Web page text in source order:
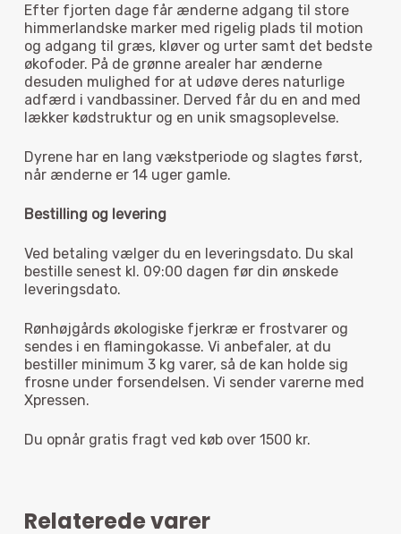
Ingen varer i kurven.
Efter fjorten dage får ænderne adgang til store
himmerlandske marker med rigelig plads til motion
og adgang til græs, kløver og urter samt det bedste
økofoder. På de grønne arealer har ænderne
desuden mulighed for at udøve deres naturlige
adfærd i vandbassiner. Derved får du en and med
lækker kødstruktur og en unik smagsoplevelse.
Dyrene har en lang vækstperiode og slagtes først,
når ænderne er 14 uger gamle.
Bestilling og levering
Ved betaling vælger du en leveringsdato. Du skal
bestille senest kl. 09:00 dagen før din ønskede
leveringsdato.
Rønhøjgårds økologiske fjerkræ er frostvarer og
sendes i en flamingokasse. Vi anbefaler, at du
bestiller minimum 3 kg varer, så de kan holde sig
frosne under forsendelsen. Vi sender varerne med
Xpressen.
Du opnår gratis fragt ved køb over 1500 kr.
Relaterede varer